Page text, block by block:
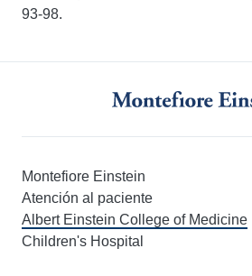
93-98.
Montefiore Einstein
Atención al paciente
Albert Einstein College of Medicine
Children's Hospital